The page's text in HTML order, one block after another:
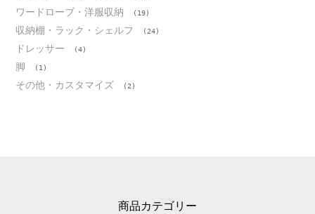
ワードローブ・洋服収納 (19)
収納棚・ラック・シェルフ (24)
ドレッサー (4)
脚 (1)
その他・カスタマイズ (2)
商品カテゴリー